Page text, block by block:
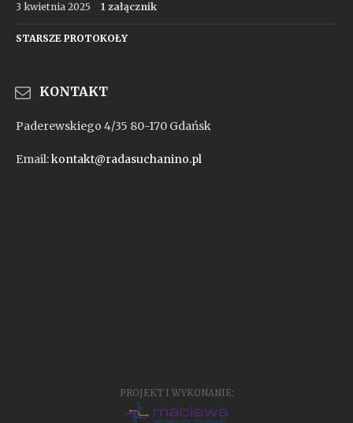
3 kwietnia 2025 1 załącznik
STARSZE PROTOKOŁY
KONTAKT
Paderewskiego 4/35 80-170 Gdańsk
Email:kontakt@radasuchanino.pl
PROJEKT I WYKONANIE: